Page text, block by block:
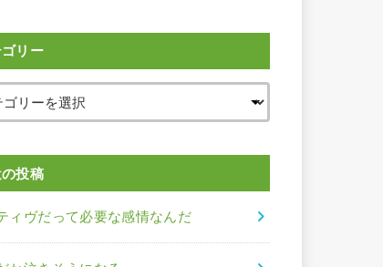
リー
投稿
ィヴだって必要な感情なんだ